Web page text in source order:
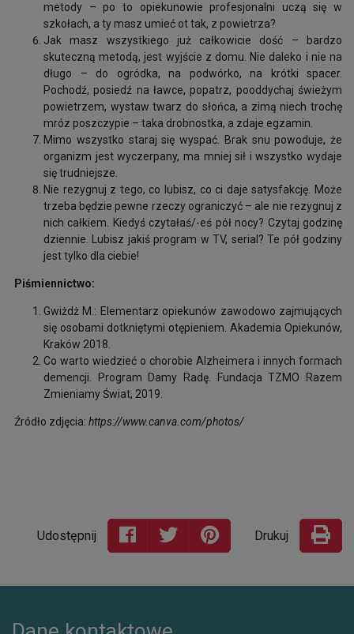
metody – po to opiekunowie profesjonalni uczą się w
szkołach, a ty masz umieć ot tak, z powietrza?
Jak masz wszystkiego już całkowicie dość – bardzo
skuteczną metodą, jest wyjście z domu. Nie daleko i nie na
długo – do ogródka, na podwórko, na krótki spacer.
Pochodź, posiedź na ławce, popatrz, pooddychaj świeżym
powietrzem, wystaw twarz do słońca, a zimą niech trochę
mróz poszczypie – taka drobnostka, a zdaje egzamin.
Mimo wszystko staraj się wyspać. Brak snu powoduje, że
organizm jest wyczerpany, ma mniej sił i wszystko wydaje
się trudniejsze.
Nie rezygnuj z tego, co lubisz, co ci daje satysfakcję. Może
trzeba będzie pewne rzeczy ograniczyć – ale nie rezygnuj z
nich całkiem. Kiedyś czytałaś/-eś pół nocy? Czytaj godzinę
dziennie. Lubisz jakiś program w TV, serial? Te pół godziny
jest tylko dla ciebie!
Piśmiennictwo:
Gwiżdż M.: Elementarz opiekunów zawodowo zajmujących
się osobami dotkniętymi otępieniem. Akademia Opiekunów,
Kraków 2018.
Co warto wiedzieć o chorobie Alzheimera i innych formach
demencji. Program Damy Radę. Fundacja TZMO Razem
Zmieniamy Świat, 2019.
Źródło zdjęcia: https://www.canva.com/photos/
Udostępnij Drukuj